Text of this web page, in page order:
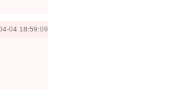
04 18:59:09